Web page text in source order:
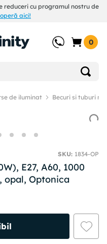
reduceri cu programul nostru de
aici!
0
de iluminat Becuri si tuburi
SKU: 1834-OP
E27, A60, 1000
opal, Optonica